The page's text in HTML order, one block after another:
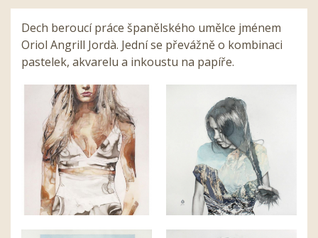
Dech beroucí práce španělského umělce jménem
Oriol Angrill Jordà. Jední se převážně o kombinaci
pastelek, akvarelu a inkoustu na papíře.